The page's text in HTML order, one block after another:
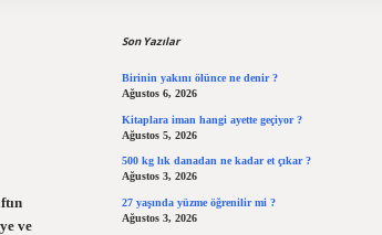
ve
Son Yazılar
Birinin yakını ölünce ne denir ?
Ağustos 6, 2026
Kitaplara iman hangi ayette geçiyor ?
Ağustos 5, 2026
500 kg lık danadan ne kadar et çıkar ?
Ağustos 3, 2026
27 yaşında yüzme öğrenilir mi ?
Ağustos 3, 2026